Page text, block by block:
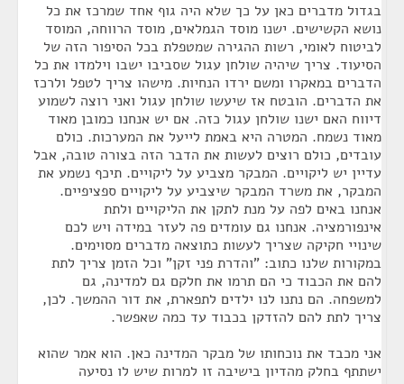
בגדול מדברים כאן על כך שלא היה גוף אחד שמרכז את כל
נושא הקשישים. ישנו מוסד הגמלאים, מוסד הרווחה, המוסד
לביטוח לאומי, רשות ההגירה שמטפלת בכל הסיפור הזה של
הסיעוד. צריך שיהיה שולחן עגול שסביבו ישבו וילמדו את כל
הדברים במאקרו ומשם ירדו הנחיות. מישהו צריך לטפל ולרכז
את הדברים. הובטח אז שיעשו שולחן עגול ואני רוצה לשמוע
דיווח האם ישנו שולחן עגול כזה. אם יש אנחנו כמובן מאוד
מאוד נשמח. המטרה היא באמת לייעל את המערכות. כולם
עובדים, כולם רוצים לעשות את הדבר הזה בצורה טובה, אבל
עדיין יש ליקויים. המבקר מצביע על ליקויים. תיכף נשמע את
המבקר, את משרד המבקר שיצביע על ליקויים ספציפיים.
אנחנו באים לפה על מנת לתקן את הליקויים ולתת
אינפורמציה. אנחנו גם עומדים פה לעזר במידה ויש לכם
שינויי חקיקה שצריך לעשות כתוצאה מדברים מסוימים.
במקורות שלנו כתוב: "והדרת פני זקן" וכל הזמן צריך לתת
להם את הכבוד כי הם תרמו את חלקם גם למדינה, גם
למשפחה. הם נתנו לנו ילדים לתפארת, את דור ההמשך. לכן,
צריך לתת להם להזדקן בכבוד עד כמה שאפשר.
אני מכבד את נוכחותו של מבקר המדינה כאן. הוא אמר שהוא
ישתתף בחלק מהדיון בישיבה זו למרות שיש לו נסיעה